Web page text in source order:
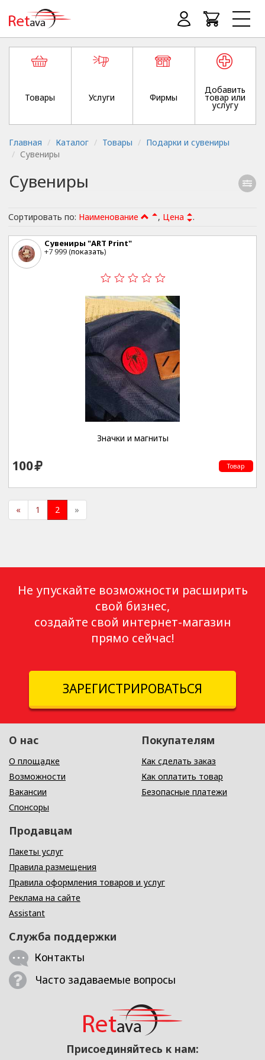
Товары Услуги Фирмы
Добавить
товар или
услугу
Главная Каталог Товары
Подарки и сувениры
Сувениры
Сувениры
Сортировать по: Наименование , Цена .
Сувениры "ART Print"
+7 999 (показать)
Значки и магниты
100 Товар
« 1 2 »
Не упускайте возможности расширить
свой бизнес,
создайте свой интернет-магазин
прямо сейчас!
ЗАРЕГИСТРИРОВАТЬСЯ
О нас
О площадке
Возможности
Вакансии
Спонсоры
Покупателям
Как сделать заказ
Как оплатить товар
Безопасные платежи
Продавцам
Пакеты услуг
Правила размещения
Правила оформления товаров и услуг
Реклама на сайте
Assistant
Служба поддержки
Контакты
Часто задаваемые вопросы
Присоединяйтесь к нам: